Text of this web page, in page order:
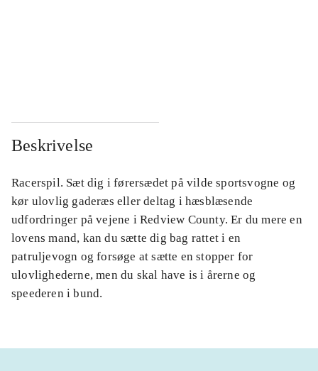
Beskrivelse
Racerspil. Sæt dig i førersædet på vilde sportsvogne og
kør ulovlig gaderæs eller deltag i hæsblæsende
udfordringer på vejene i Redview County. Er du mere en
lovens mand, kan du sætte dig bag rattet i en
patruljevogn og forsøge at sætte en stopper for
ulovlighederne, men du skal have is i årerne og
speederen i bund.